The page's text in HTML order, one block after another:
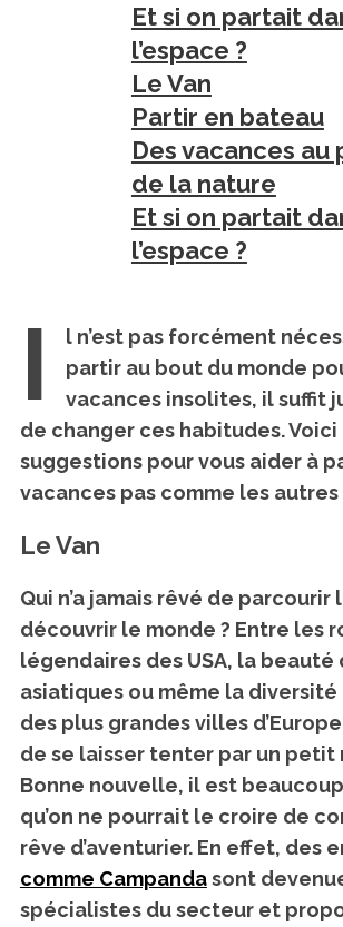
Et si on partait
l’espace ?
Le Van
Partir en bateau
Des vacances au
de la nature
Et si on partait
l’espace ?
I
l n’est pas forcément
partir au bout du monde
vacances insolites, il suffit
de changer ces habitudes.
suggestions pour vous aider à
vacances pas comme les autres
Le Van
Qui n’a jamais rêvé de
découvrir le monde ? Entre les
légendaires des USA, la beauté
asiatiques ou même la
des plus grandes villes
de se laisser tenter par un petit
Bonne nouvelle, il est
qu’on ne pourrait le croire de
rêve d’aventurier. En effet, des
comme Campandasont
spécialistes du secteur et